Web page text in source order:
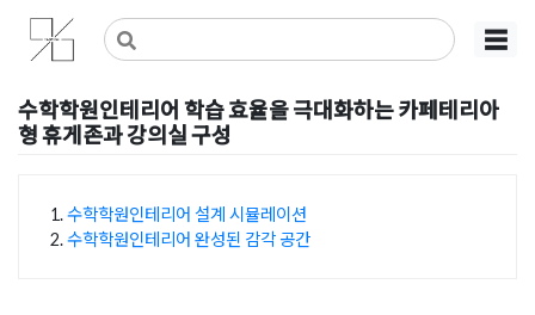
Skip
content
사무실인테리어 디자인 공사 비용견적 플랫폼
사무실인테리어 916
☰
수학학원인테리어 학습 효율을 극대화하는 카페테리아
형 휴게존과 강의실 구성
목차
수학학원인테리어 설계 시뮬레이션
수학학원인테리어 완성된 감각 공간